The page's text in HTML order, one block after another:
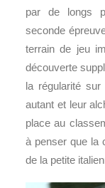
par de longs
seconde
terrain de jeu
découverte
la régularité
autant et leur
place au
à penser que la
de la petite